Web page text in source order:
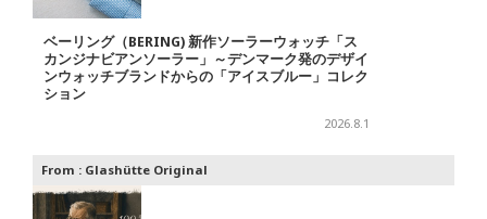
ベーリング（BERING) 新作ソーラーウォッチ「ス
カンジナビアンソーラー」～デンマーク発のデザイ
ンウォッチブランドからの「アイスブルー」コレク
ション
2026.8.1
From : Glashütte Original